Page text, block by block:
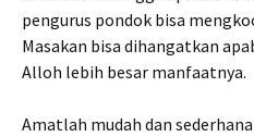
pengurus pondok bisa
Masakan bisa dihangatkan
Alloh lebih besar manfaatnya.
Amatlah mudah dan